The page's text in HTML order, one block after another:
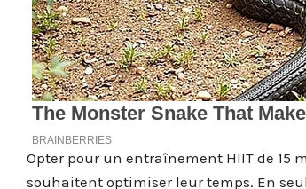
Opter pour un entraînement HIIT de 15
souhaitent optimiser leur temps. En